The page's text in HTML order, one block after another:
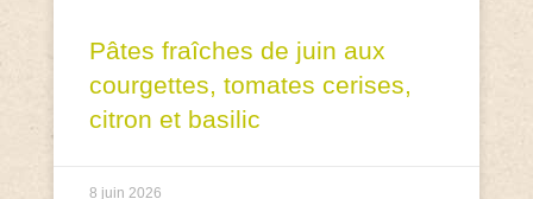
Pâtes fraîches de juin aux
courgettes, tomates cerises,
citron et basilic
8 juin 2026